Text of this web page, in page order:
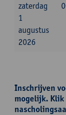
zaterdag
1
augustus
2026
Inschrijven
mogelijk. Klik